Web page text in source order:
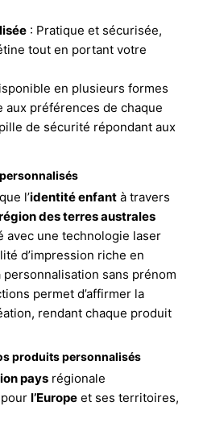
: Pratique et sécurisée,
tout en portant votre
en plusieurs formes
aux préférences de chaque
de sécurité répondant aux
l’identité enfant à travers
des terres australes
avec une technologie laser
d’impression riche en
sans prénom
permet d’affirmer la
rendant chaque produit
produits personnalisés
pays régionale
l’Europe et ses territoires,